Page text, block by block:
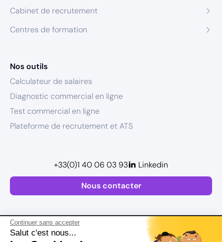
Continuer sans accepter
Salut c'est nous...
Cabinet de recrutement
Centres de formation
Nos outils
Calculateur de salaires
Diagnostic commercial en ligne
Test commercial en ligne
Plateforme de recrutement et ATS
Nous contacter
+33(0)1 40 06 03 93 Linkedin